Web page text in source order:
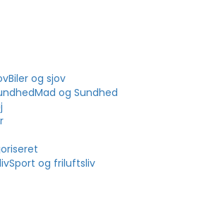
Biler og sjov
Mad og Sundhed
Sport og friluftsliv